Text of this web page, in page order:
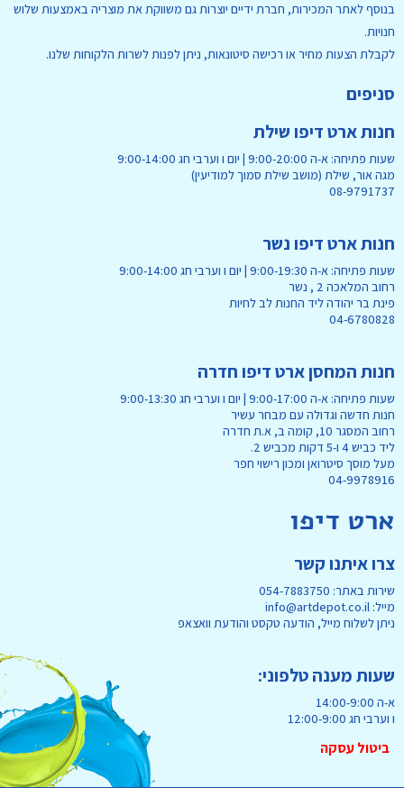
בנוסף לאתר המכירות, חברת ידיים יוצרות גם משווקת את מוצריה באמצעות שלוש
חנויות.
לקבלת הצעות מחיר או רכישה סיטונאות, ניתן לפנות לשרות הלקוחות שלנו.
סניפים
חנות ארט דיפו שילת
שעות פתיחה: א-ה 9:00-20:00 | יום ו וערבי חג 9:00-14:00
מגה אור, שילת (מושב שילת סמוך למודיעין)
08-9791737
חנות ארט דיפו נשר
שעות פתיחה: א-ה 9:00-19:30 | יום ו וערבי חג 9:00-14:00
רחוב המלאכה 2 , נשר
פינת בר יהודה ליד החנות לב לחיות
04-6780828
חנות המחסן ארט דיפו חדרה
שעות פתיחה: א-ה 9:00-17:00 | יום ו וערבי חג 9:00-13:30
חנות חדשה וגדולה עם מבחר עשיר
רחוב המסגר 10, קומה ב, א.ת חדרה
ליד כביש 4 ו-5 דקות מכביש 2.
מעל מוסך סיטרואן ומכון רישוי חפר
04-9978916
ארט דיפו
צרו איתנו קשר
שירות באתר: 054-7883750
מייל: info@artdepot.co.il
ניתן לשלוח מייל, הודעה טקסט והודעת וואצאפ
שעות מענה טלפוני:
א-ה 14:00-9:00
ו וערבי חג 12:00-9:00
ביטול עסקה